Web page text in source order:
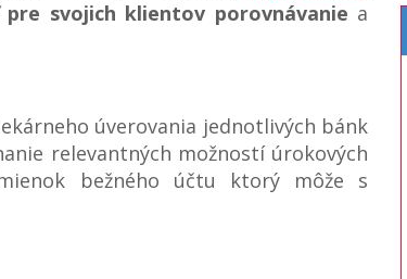
svojich klientov porovnávanie a
úverovania jednotlivých bánk
relevantných možností úrokových
bežného účtu ktorý môže s